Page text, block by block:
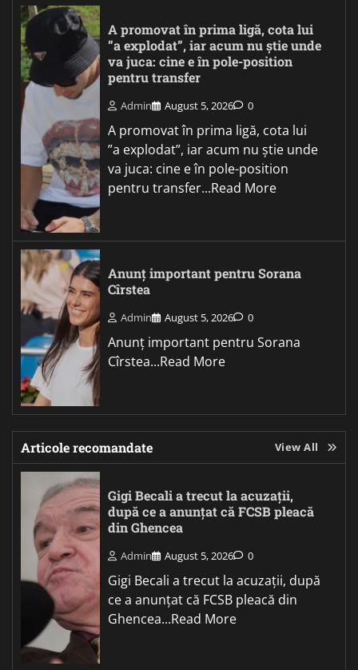
A promovat în prima ligă, cota lui
”a explodat”, iar acum nu știe unde
va juca: cine e în pole-position
pentru transfer
Admin August 5, 2026 0
A promovat în prima ligă, cota lui
”a explodat”, iar acum nu știe unde
va juca: cine e în pole-position
pentru transfer...Read More
Anunț important pentru Sorana
Cîrstea
Admin August 5, 2026 0
Anunț important pentru Sorana
Cîrstea...Read More
Articole recomandate View All
Gigi Becali a trecut la acuzații,
după ce a anunțat că FCSB pleacă
din Ghencea
Admin August 5, 2026 0
Gigi Becali a trecut la acuzații, după
ce a anunțat că FCSB pleacă din
Ghencea...Read More